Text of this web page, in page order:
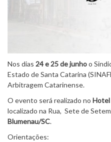
Nos dias 24 e 25 de junhoo
Estado de Santa Catarina
Arbitragem Catarinense.
O evento será realizado no Hotel
localizado na Rua, Sete de
Blumenau/SC.
Orientações: